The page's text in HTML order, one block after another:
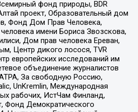
фонд природы, BDR
проект, Образовательный дом
Фонд Дом Прав Человека,
имени Бориса Звозскова,
Дом прав человека Ереван,
Центр дикого лосося, TVR
европейских исследований им
объединение журналистов
За свободную Россию,
UnKremlin, Международная
рабочих, ИстЧам Финланд,
Фонд Демократического